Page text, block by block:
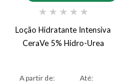
★ ★ ★ ★ ★
Loção Hidratante Intensiva
CeraVe 5% Hidro-Urea
A partir de:
Até: